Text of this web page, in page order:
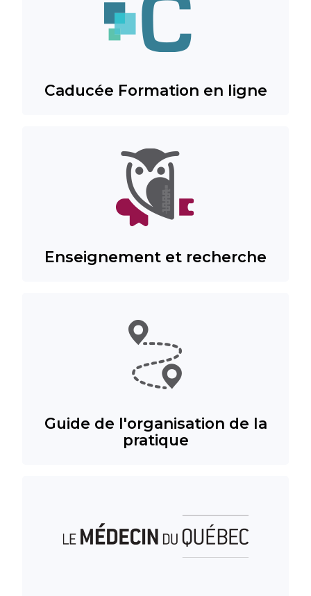
Caducée Formation en ligne
Enseignement et recherche
Guide de l'organisation de la
pratique